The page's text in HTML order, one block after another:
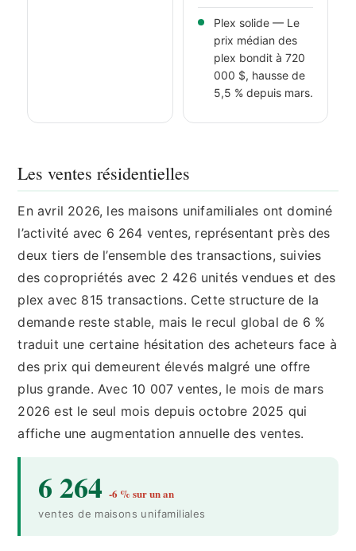
Plex solide — Le
prix médian des
plex bondit à 720
000 $, hausse de
5,5 % depuis mars.
Les ventes résidentielles
En avril 2026, les maisons unifamiliales ont dominé
l’activité avec 6 264 ventes, représentant près des
deux tiers de l’ensemble des transactions, suivies
des copropriétés avec 2 426 unités vendues et des
plex avec 815 transactions. Cette structure de la
demande reste stable, mais le recul global de 6 %
traduit une certaine hésitation des acheteurs face à
des prix qui demeurent élevés malgré une offre
plus grande. Avec 10 007 ventes, le mois de mars
2026 est le seul mois depuis octobre 2025 qui
affiche une augmentation annuelle des ventes.
6 264 -6 % sur un an
ventes de maisons unifamiliales